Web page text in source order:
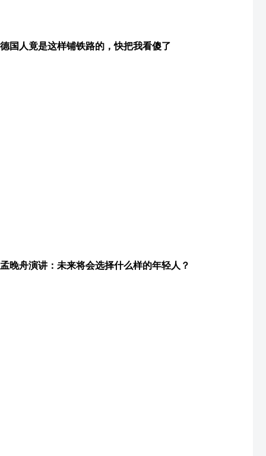
德国人竟是这样铺铁路的，快把我看傻了
孟晚舟演讲：未来将会选择什么样的年轻人？